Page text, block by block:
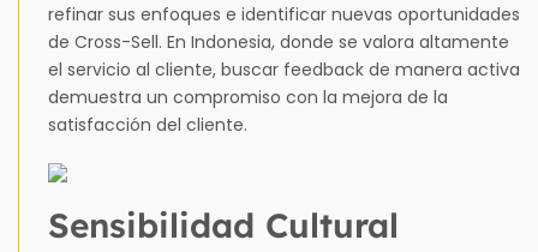
refinar sus enfoques e identificar nuevas oportunidades
de Cross-Sell. En Indonesia, donde se valora altamente
el servicio al cliente, buscar feedback de manera activa
demuestra un compromiso con la mejora de la
satisfacción del cliente.
Sensibilidad Cultural